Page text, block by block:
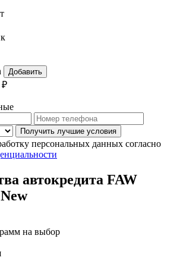
Добавить
₽
Получить лучшие условия
персональных данных согласно
автокредита FAW
на выбор